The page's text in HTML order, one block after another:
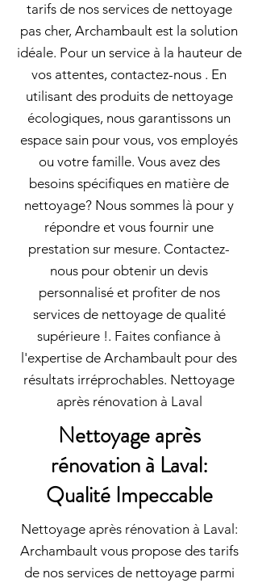
tarifs de nos services de nettoyage
pas cher, Archambault est la solution
idéale. Pour un service à la hauteur de
vos attentes, contactez-nous . En
utilisant des produits de nettoyage
écologiques, nous garantissons un
espace sain pour vous, vos employés
ou votre famille. Vous avez des
besoins spécifiques en matière de
nettoyage? Nous sommes là pour y
répondre et vous fournir une
prestation sur mesure. Contactez-
nous pour obtenir un devis
personnalisé et profiter de nos
services de nettoyage de qualité
supérieure !. Faites confiance à
l'expertise de Archambault pour des
résultats irréprochables. Nettoyage
après rénovation à Laval
Nettoyage après
rénovation à Laval:
Qualité Impeccable
Nettoyage après rénovation à Laval:
Archambault vous propose des tarifs
de nos services de nettoyage parmi